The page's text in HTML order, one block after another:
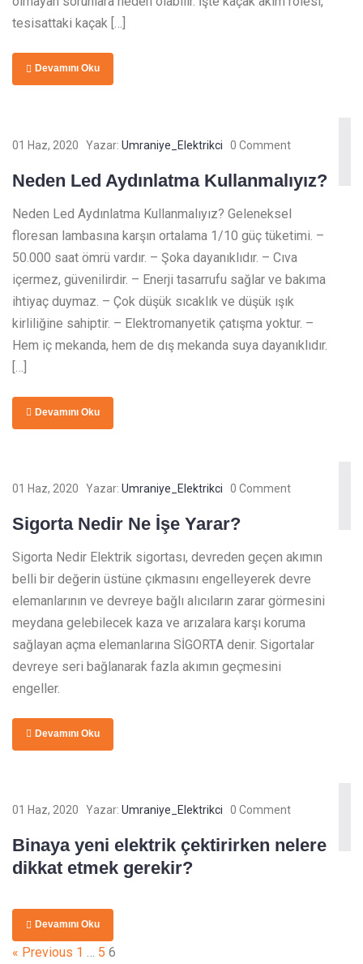
tesisattaki kaçak […]
Devamını Oku
01 Haz, 2020 Yazar: Umraniye_Elektrikci 0 Comment
Neden Led Aydınlatma Kullanmalıyız?
Neden Led Aydınlatma Kullanmalıyız? Geleneksel
floresan lambasına karşın ortalama 1/10 güç tüketimi. –
50.000 saat ömrü vardır. – Şoka dayanıklıdır. – Cıva
içermez, güvenilirdir. – Enerji tasarrufu sağlar ve bakıma
ihtiyaç duymaz. – Çok düşük sıcaklık ve düşük ışık
kirliliğine sahiptir. – Elektromanyetik çatışma yoktur. –
Hem iç mekanda, hem de dış mekanda suya dayanıklıdır.
Devamını Oku
01 Haz, 2020 Yazar: Umraniye_Elektrikci 0 Comment
Sigorta Nedir Ne İşe Yarar?
Sigorta Nedir Elektrik sigortası, devreden geçen akımın
belli bir değerin üstüne çıkmasını engelleyerek devre
elemanlarının ve devreye bağlı alıcıların zarar görmesini
meydana gelebilecek kaza ve arızalara karşı koruma
sağlayan açma elemanlarına SİGORTA denir. Sigortalar
devreye seri bağlanarak fazla akımın geçmesini
engeller.
Devamını Oku
01 Haz, 2020 Yazar: Umraniye_Elektrikci 0 Comment
Binaya yeni elektrik çektirirken nelere
dikkat etmek gerekir?
Devamını Oku
Yazı
« Previous 1 … 5 6